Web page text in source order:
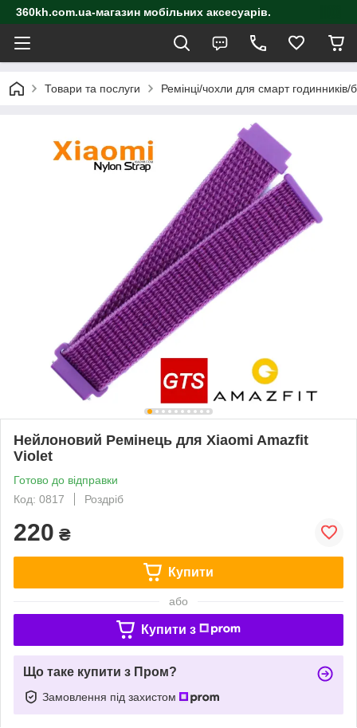
360kh.com.ua-магазин мобільних аксесуарів.
Товари та послуги Ремінці/чохли для смарт годинників/
Нейлоновий Ремінець для Xiaomi Amazfit
Violet
Готово до відправки
Код: 0817
Роздріб
220 ₴
Купити
або
Купити з
Що таке купити з Пром?
Замовлення під захистом